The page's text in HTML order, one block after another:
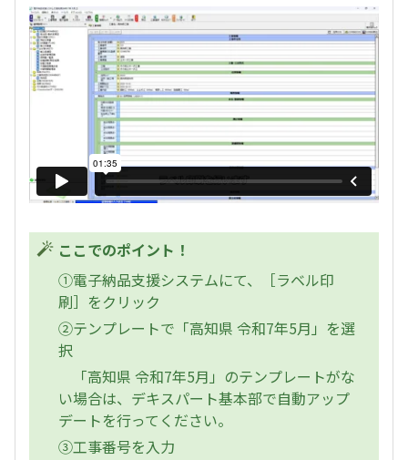
ここでのポイント！
①電子納品支援システムにて、［ラベル印
刷］をクリック
②テンプレートで「高知県 令和7年5月」を選
択
「高知県 令和7年5月」のテンプレートがな
い場合は、デキスパート基本部で自動アップ
デートを行ってください。
③工事番号を入力